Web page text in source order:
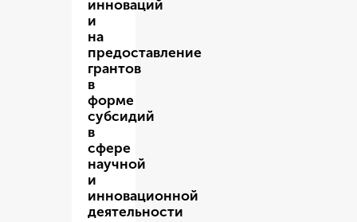
инноваций
и
на
предоставление
грантов
в
форме
субсидий
в
сфере
научной
и
инновационной
деятельности